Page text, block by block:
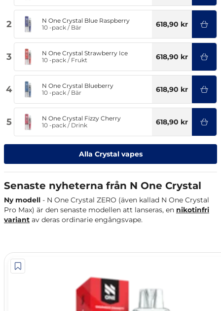
2
N One Crystal Blue Raspberry
10 -pack / Bär 618,90 kr
3
N One Crystal Strawberry Ice
10 -pack / Frukt 618,90 kr
4
N One Crystal Blueberry
10 -pack / Bär 618,90 kr
5
N One Crystal Fizzy Cherry
10 -pack / Drink 618,90 kr
Alla Crystal vapes
Senaste nyheterna från N One Crystal
Ny modell - N One Crystal ZERO (även kallad N One Crystal
Pro Max) är den senaste modellen att lanseras, en nikotinfri
variant av deras ordinarie engångsvape.